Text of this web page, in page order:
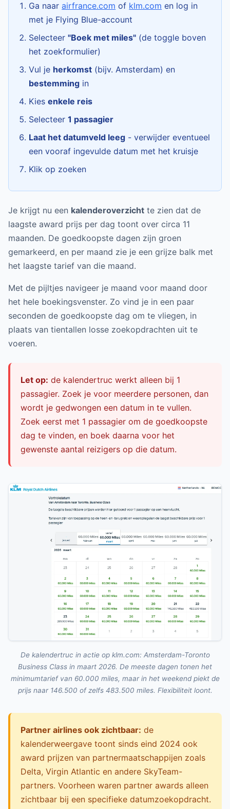
Ga naarairfrance.com of klm.com en log in
met je Flying Blue-account
Selecteer"Boek met miles" (de toggle boven
het zoekformulier)
Vul je herkomst (bijv. Amsterdam) en
bestemming in
Kiesenkele reis
Selecteer1 passagier
Laat het datumveld leeg - verwijder eventueel
een vooraf ingevulde datum met het kruisje
Klik op zoeken
Je krijgt nu een kalenderoverzicht te zien dat de
laagste award prijs per dag toont over circa 11
maanden. De goedkoopste dagen zijn groen
gemarkeerd, en per maand zie je een grijze balk met
het laagste tarief van die maand.
Met de pijltjes navigeer je maand voor maand door
het hele boekingsvenster. Zo vind je in een paar
seconden de goedkoopste dag om te vliegen, in
plaats van tientallen losse zoekopdrachten uit te
voeren.
Let op: de kalendertruc werkt alleen bij 1
passagier. Zoek je voor meerdere personen, dan
wordt je gedwongen een datum in te vullen.
Zoek eerst met 1 passagier om de goedkoopste
dag te vinden, en boek daarna voor het
gewenste aantal reizigers op die datum.
De kalendertruc in actie op klm.com: Amsterdam-Toronto
Business Class in maart 2026. De meeste dagen tonen het
minimumtarief van 60.000 miles, maar in het weekend piekt de
prijs naar 146.500 of zelfs 483.500 miles. Flexibiliteit loont.
Partner airlines ook zichtbaar: de
kalenderweergave toont sinds eind 2024 ook
award prijzen van partnermaatschappijen zoals
Delta, Virgin Atlantic en andere SkyTeam-
partners. Voorheen waren partner awards alleen
zichtbaar bij een specifieke datumzoekopdracht.